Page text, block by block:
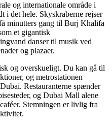
og internationale område i
i det hele. Skyskraberne rejser
minutters gang til Burj Khalifa
et gigantisk
danser til musik ved
og plazaer.
og overskueligt. Du kan gå til
og metrostationen
Restauranterne spænder
og Dubai Mall alene
Stemningen er livlig fra